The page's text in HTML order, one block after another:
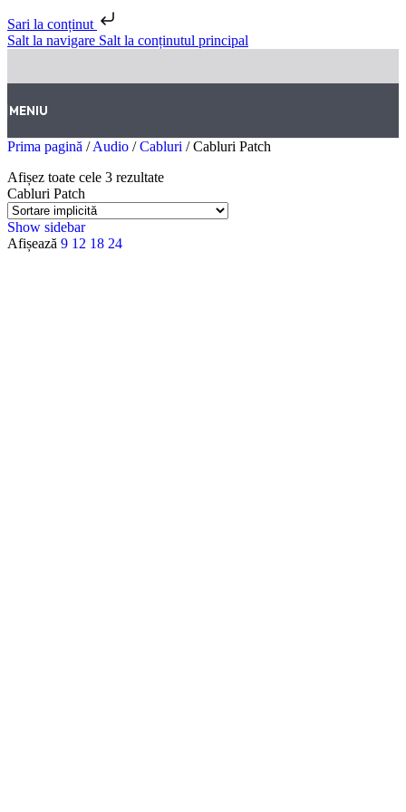
Sari la conținut
Salt la navigare Salt la conținutul principal
MENIU
Prima pagină / Audio / Cabluri / Cabluri Patch
Afișez toate cele 3 rezultate
Cabluri Patch
Show sidebar
Afișează 9 12 18 24